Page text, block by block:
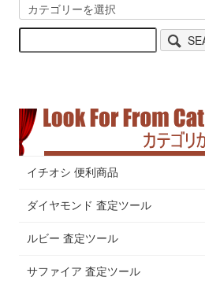
イチオシ 便利商品
ダイヤモンド 査定ツール
ルビー 査定ツール
サファイア 査定ツール